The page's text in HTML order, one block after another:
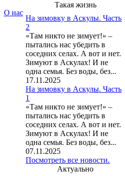
Такая жизнь
На зимовку в Аскулы. Часть
2
«Там никто не зимует!» –
пытались нас убедить в
соседних селах. А вот и нет.
Зимуют в Аскулах! И не
одна семья. Без воды, без...
17.11.2025
На зимовку в Аскулы. Часть
1
«Там никто не зимует!» –
пытались нас убедить в
соседних селах. А вот и нет.
Зимуют в Аскулах! И не
одна семья. Без воды, без...
07.11.2025
Посмотреть все новости.
Актуально
О нас